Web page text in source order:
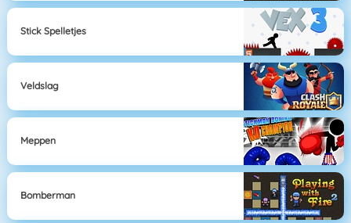
Stick Spelletjes
Veldslag
Meppen
Bomberman